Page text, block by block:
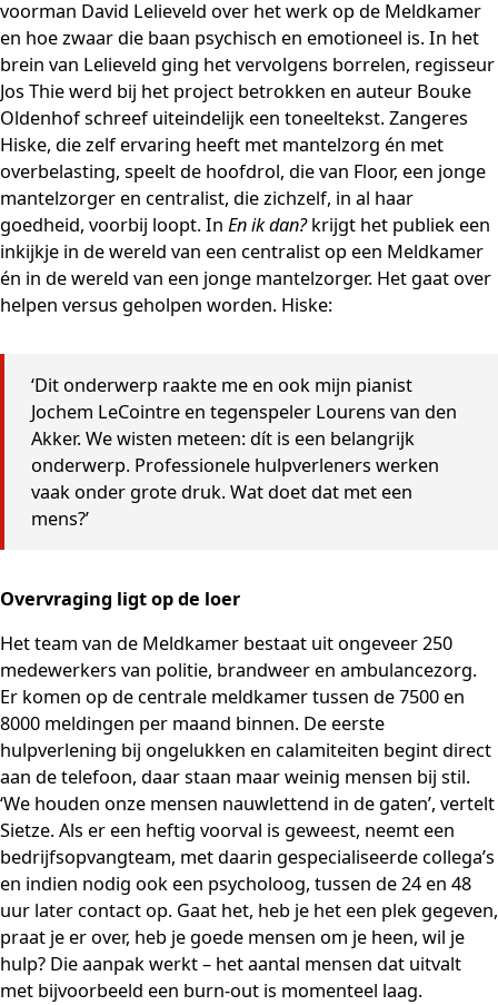
voorman David Lelieveld over het werk op de Meldkamer
en hoe zwaar die baan psychisch en emotioneel is. In het
brein van Lelieveld ging het vervolgens borrelen, regisseur
Jos Thie werd bij het project betrokken en auteur Bouke
Oldenhof schreef uiteindelijk een toneeltekst. Zangeres
Hiske, die zelf ervaring heeft met mantelzorg én met
overbelasting, speelt de hoofdrol, die van Floor, een jonge
mantelzorger en centralist, die zichzelf, in al haar
goedheid, voorbij loopt. In En ik dan?krijgt het publiek een
inkijkje in de wereld van een centralist op een Meldkamer
én in de wereld van een jonge mantelzorger. Het gaat over
helpen versus geholpen worden. Hiske:
‘Dit onderwerp raakte me en ook mijn pianist
Jochem LeCointre en tegenspeler Lourens van den
Akker. We wisten meteen: dít is een belangrijk
onderwerp. Professionele hulpverleners werken
vaak onder grote druk. Wat doet dat met een
mens?’
Overvraging ligt op de loer
Het team van de Meldkamer bestaat uit ongeveer 250
medewerkers van politie, brandweer en ambulancezorg.
Er komen op de centrale meldkamer tussen de 7500 en
8000 meldingen per maand binnen. De eerste
hulpverlening bij ongelukken en calamiteiten begint direct
aan de telefoon, daar staan maar weinig mensen bij stil.
‘We houden onze mensen nauwlettend in de gaten’, vertelt
Sietze. Als er een heftig voorval is geweest, neemt een
bedrijfsopvangteam, met daarin gespecialiseerde collega’s
en indien nodig ook een psycholoog, tussen de 24 en 48
uur later contact op. Gaat het, heb je het een plek gegeven,
praat je er over, heb je goede mensen om je heen, wil je
hulp? Die aanpak werkt – het aantal mensen dat uitvalt
met bijvoorbeeld een burn-out is momenteel laag.